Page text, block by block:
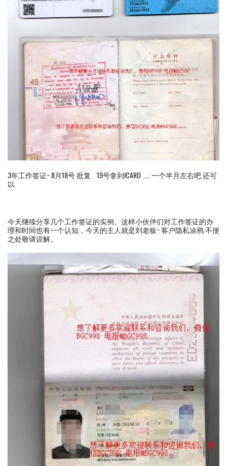
3年工作签证~ 8月18号 批复 19号拿到ICARD ..... 一个半月左右吧 还可
以
今天继续分享几个工作签证的实例。这样小伙伴们对工作签证的办
理和时间也有一个认知，今天的主人就是刘老板~ 客户隐私涂鸦 不便
之处敬请谅解。